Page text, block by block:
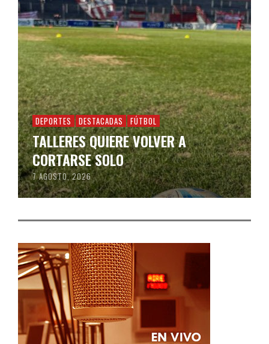
DEPORTES DESTACADAS FÚTBOL
TALLERES QUIERE VOLVER A
CORTARSE SOLO
7 AGOSTO, 2026